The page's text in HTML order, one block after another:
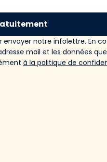
envoyer notre infolettre. En
mail et les données
à la politique de